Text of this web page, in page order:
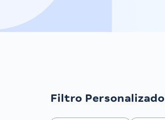
Filtro Personalizado